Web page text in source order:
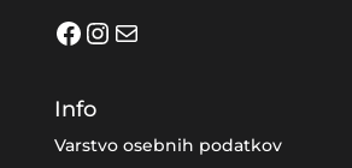
Facebook
Instagram
Mail
Info
Varstvo osebnih podatkov